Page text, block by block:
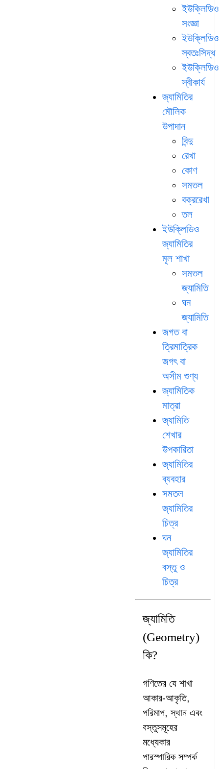
ইউক্লিডিও
সংজ্ঞা
ইউক্লিডিও
স্বতঃসিদ্ধ
ইউক্লিডিও
স্বীকার্য
জ্যামিতির
মৌলিক
উপাদান
বিন্দু
রেখা
কোণ
সমতল
বক্ররেখা
তল
ইউক্লিডিও
জ্যামিতির
মূল শাখা
সমতল
জ্যামিতি
ঘন
জ্যামিতি
জগত বা
ত্রিমাত্রিক
জগৎ বা
অসীম শুণ্য
জ্যামিতিক
মাত্রা
জ্যামিতি
শেখার
উপকারিতা
জ্যামিতির
ব্যবহার
সমতল
জ্যামিতির
চিত্র
ঘন
জ্যামিতির
বস্তু ও
চিত্র
জ্যামিতি
(Geometry)
কি?
গণিতের যে শাখা
আকার-আকৃতি,
পরিমাপ, স্থান এবং
বস্তুসমূহের
মধ্যেকার
পারস্পারিক সম্পর্ক